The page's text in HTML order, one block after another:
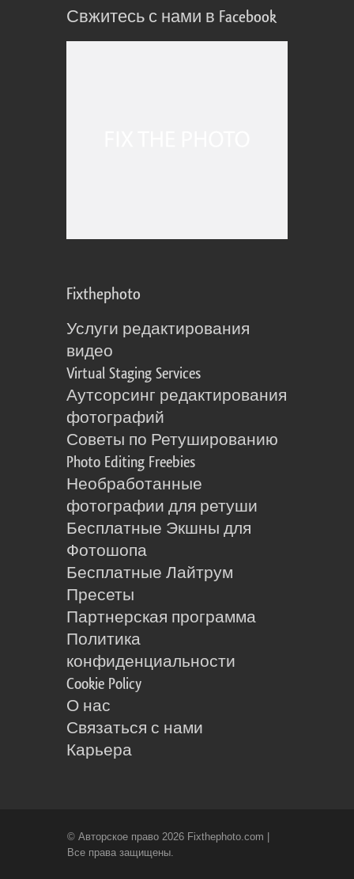
Свжитесь с нами в Facebook
Fixthephoto
Услуги редактирования
видео
Virtual Staging Services
Аутсорсинг редактирования
фотографий
Советы по Ретушированию
Photo Editing Freebies
Необработанные
фотографии для ретуши
Бесплатные Экшны для
Фотошопа
Бесплатные Лайтрум
Пресеты
Партнерская программа
Политика
конфиденциальности
Cookie Policy
О нас
Связаться с нами
Карьера
© Авторское право 2026 Fixthephoto.com |
Все права защищены.